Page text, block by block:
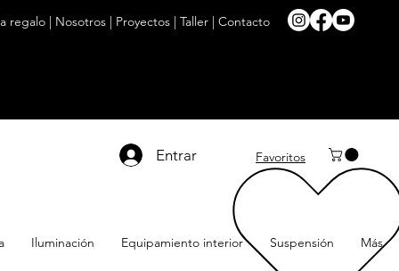
regalo | Nosotros | Proyectos | Taller | Contacto
Entrar Favoritos
Iluminación Equipamiento interior Suspensión Más